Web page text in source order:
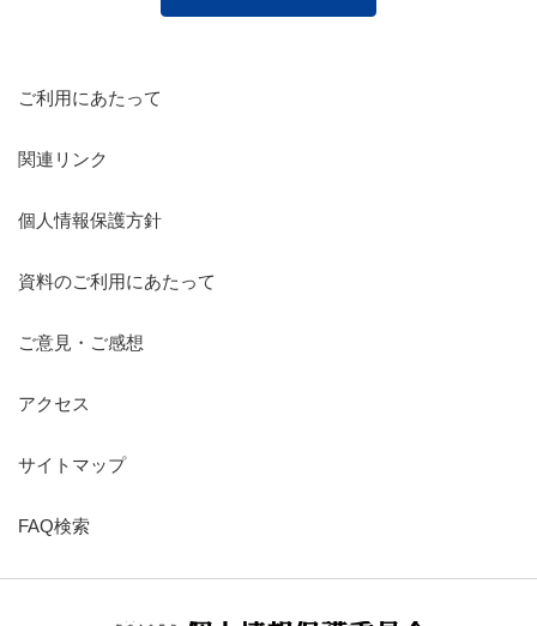
ご利用にあたって
関連リンク
個人情報保護方針
資料のご利用にあたって
ご意見・ご感想
アクセス
サイトマップ
FAQ検索